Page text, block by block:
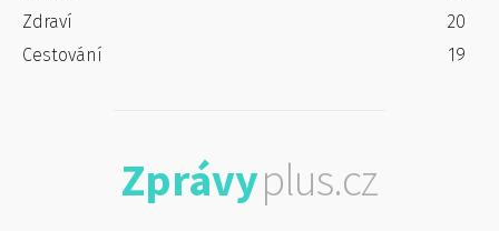
Zdraví
20
Cestování
19
Zprávyplus.cz